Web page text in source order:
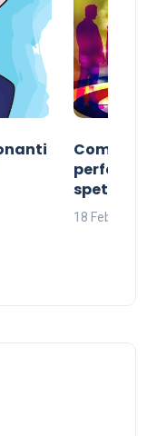
Come
perfetta
18 Febbraio